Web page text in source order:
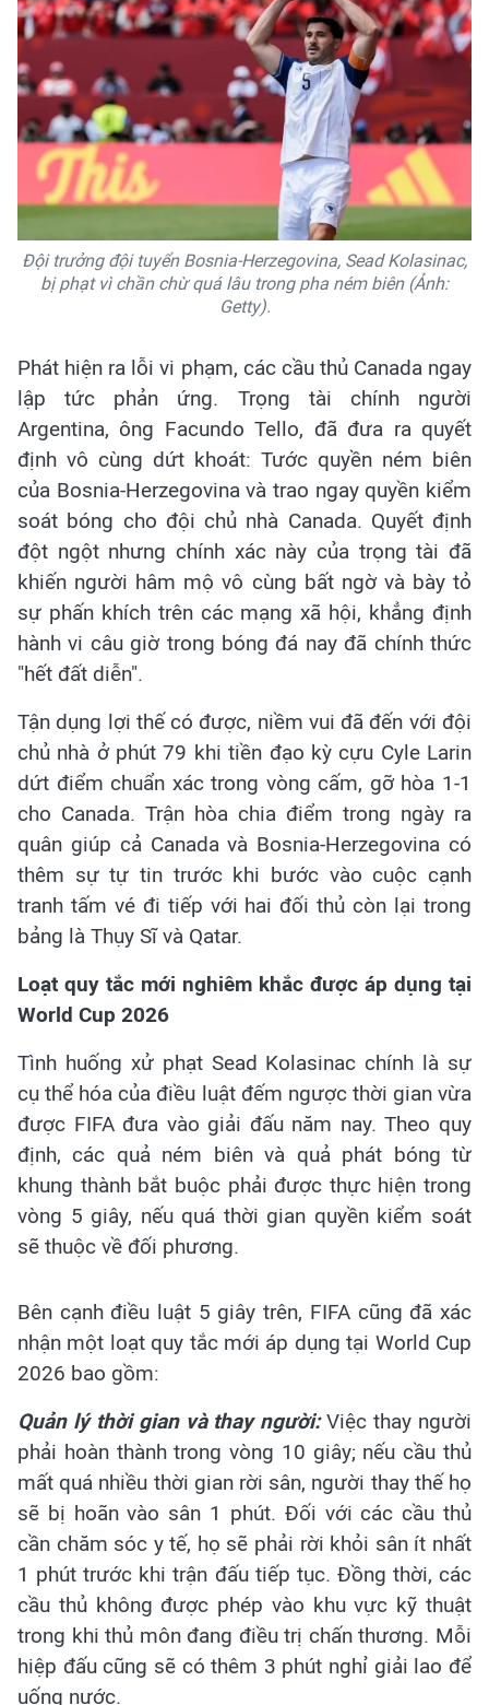
Đội trưởng đội tuyển Bosnia-Herzegovina, Sead Kolasinac,
bị phạt vì chần chừ quá lâu trong pha ném biên (Ảnh:
Getty).
Phát hiện ra lỗi vi phạm, các cầu thủ Canada ngay
lập tức phản ứng. Trọng tài chính người
Argentina, ông Facundo Tello, đã đưa ra quyết
định vô cùng dứt khoát: Tước quyền ném biên
của Bosnia-Herzegovina và trao ngay quyền kiểm
soát bóng cho đội chủ nhà Canada. Quyết định
đột ngột nhưng chính xác này của trọng tài đã
khiến người hâm mộ vô cùng bất ngờ và bày tỏ
sự phấn khích trên các mạng xã hội, khẳng định
hành vi câu giờ trong bóng đá nay đã chính thức
"hết đất diễn".
Tận dụng lợi thế có được, niềm vui đã đến với đội
chủ nhà ở phút 79 khi tiền đạo kỳ cựu Cyle Larin
dứt điểm chuẩn xác trong vòng cấm, gỡ hòa 1-1
cho Canada. Trận hòa chia điểm trong ngày ra
quân giúp cả Canada và Bosnia-Herzegovina có
thêm sự tự tin trước khi bước vào cuộc cạnh
tranh tấm vé đi tiếp với hai đối thủ còn lại trong
bảng là Thụy Sĩ và Qatar.
Loạt quy tắc mới nghiêm khắc được áp dụng tại
World Cup 2026
Tình huống xử phạt Sead Kolasinac chính là sự
cụ thể hóa của điều luật đếm ngược thời gian vừa
được FIFA đưa vào giải đấu năm nay. Theo quy
định, các quả ném biên và quả phát bóng từ
khung thành bắt buộc phải được thực hiện trong
vòng 5 giây, nếu quá thời gian quyền kiểm soát
sẽ thuộc về đối phương.
Bên cạnh điều luật 5 giây trên, FIFA cũng đã xác
nhận một loạt quy tắc mới áp dụng tại World Cup
2026 bao gồm:
Quản lý thời gian và thay người:Việc thay người
phải hoàn thành trong vòng 10 giây; nếu cầu thủ
mất quá nhiều thời gian rời sân, người thay thế họ
sẽ bị hoãn vào sân 1 phút. Đối với các cầu thủ
cần chăm sóc y tế, họ sẽ phải rời khỏi sân ít nhất
1 phút trước khi trận đấu tiếp tục. Đồng thời, các
cầu thủ không được phép vào khu vực kỹ thuật
trong khi thủ môn đang điều trị chấn thương. Mỗi
hiệp đấu cũng sẽ có thêm 3 phút nghỉ giải lao để
uống nước.